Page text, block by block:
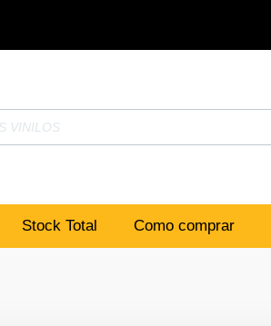
Stock Total Como comprar